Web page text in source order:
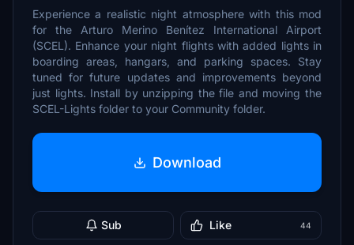
Experience a realistic night atmosphere with this mod
for the Arturo Merino Benítez International Airport
(SCEL). Enhance your night flights with added lights in
boarding areas, hangars, and parking spaces. Stay
tuned for future updates and improvements beyond
just lights. Install by unzipping the file and moving the
SCEL-Lights folder to your Community folder.
Download
Sub Like 44